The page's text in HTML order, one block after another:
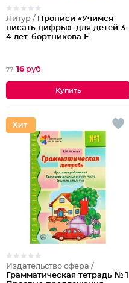
Литур / Прописи «Учимся
писать цифры»: для детей 3-
4 лет. бортникова Е.
77 16 руб
Издательство сфера /
Грамматическая тетрадь № 1